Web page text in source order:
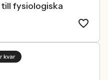
fysiologiska
kvar